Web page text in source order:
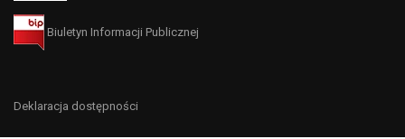
Biuletyn Informacji Publicznej
Deklaracja dostępności